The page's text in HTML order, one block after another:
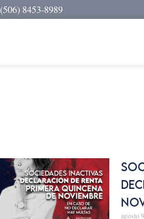
(506) 8453-8989
agosto